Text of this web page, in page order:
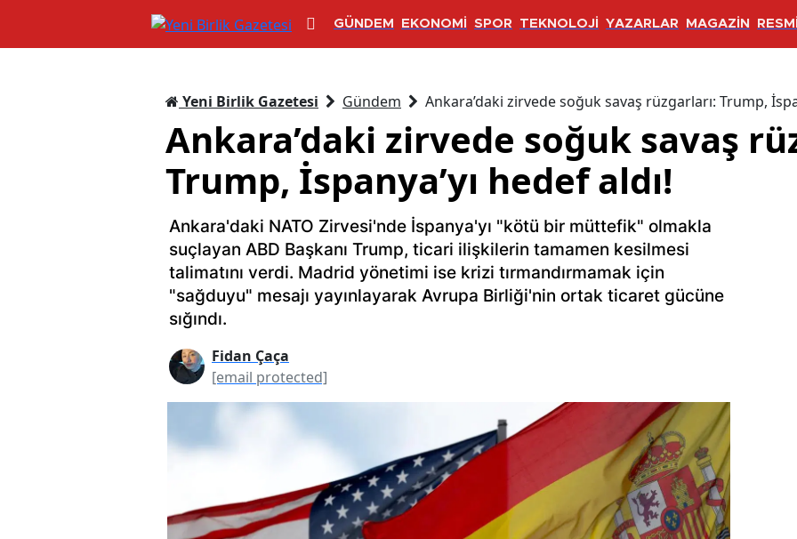
GÜNDEM EKONOMİ SPOR TEKNOLOJİ YAZARLAR MAGAZİN
Yeni Birlik Gazetesi Gündem Ankara’daki zirvede soğuk savaş rüzgarları: Trump,
Ankara’daki zirvede soğuk savaş
Trump, İspanya’yı hedef aldı!
Ankara'daki NATO Zirvesi'nde İspanya'yı "kötü bir müttefik" olmakla
suçlayan ABD Başkanı Trump, ticari ilişkilerin tamamen kesilmesi
talimatını verdi. Madrid yönetimi ise krizi tırmandırmamak için
"sağduyu" mesajı yayınlayarak Avrupa Birliği'nin ortak ticaret gücüne
sığındı.
Fidan Çaça
[email protected]